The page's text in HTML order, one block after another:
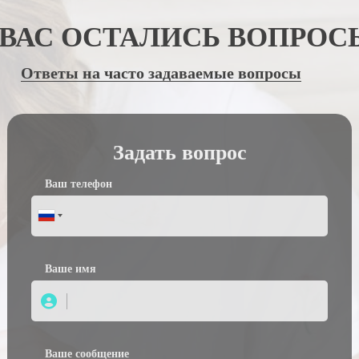
ОСТАЛИСЬ
Ответы на часто задаваемые вопросы
Задать вопрос
Ваш телефон
Вашe имя
Ваше сообщение